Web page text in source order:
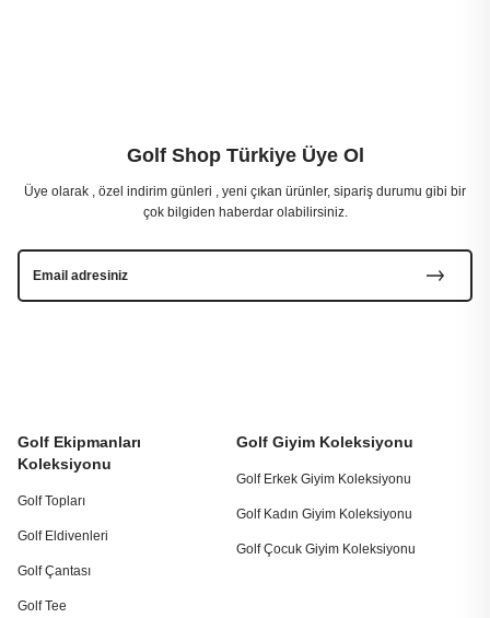
Golf Ekipmanları
Koleksiyonu
Golf Topları
Golf Eldivenleri
Golf Çantası
Golf Tee
Golf Giyim Koleksiyonu
Golf Erkek Giyim Koleksiyonu
Golf Kadın Giyim Koleksiyonu
Golf Çocuk Giyim Koleksiyonu
Golf Shop Türkiye Üye Ol
Üye olarak , özel indirim günleri , yeni çıkan ürünler, sipariş durumu gibi bir
çok bilgiden haberdar olabilirsiniz.